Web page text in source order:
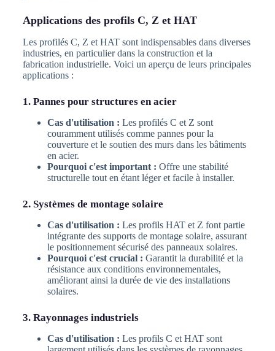
Applications des profils C, Z et HAT
Les profilés C, Z et HAT sont indispensables dans diverses
industries, en particulier dans la construction et la
fabrication industrielle. Voici un aperçu de leurs principales
applications :
1. Pannes pour structures en acier
Cas d'utilisation : Les profilés C et Z sont
couramment utilisés comme pannes pour la
couverture et le soutien des murs dans les bâtiments
en acier.
Pourquoi c'est important : Offre une stabilité
structurelle tout en étant léger et facile à installer.
2. Systèmes de montage solaire
Cas d'utilisation : Les profils HAT et Z font partie
intégrante des supports de montage solaire, assurant
le positionnement sécurisé des panneaux solaires.
Pourquoi c'est crucial : Garantit la durabilité et la
résistance aux conditions environnementales,
améliorant ainsi la durée de vie des installations
solaires.
3. Rayonnages industriels
Cas d'utilisation : Les profils C et HAT sont